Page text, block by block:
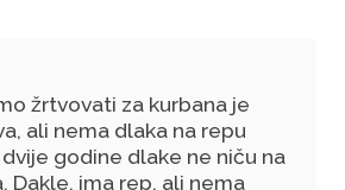
žrtvovati za kurbana je
ali nema dlaka na repu
godine dlake ne niču na
Dakle, ima rep, ali nema